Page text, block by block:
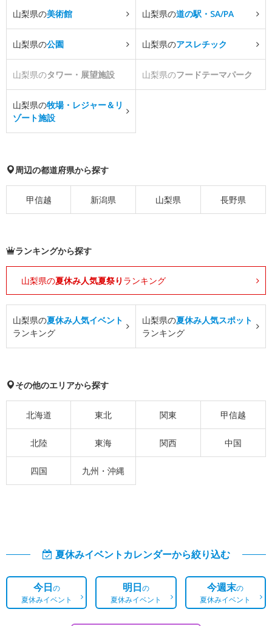
山梨県の美術館 山梨県の道の駅・SA/PA
山梨県の公園 山梨県のアスレチック
山梨県のタワー・展望施設 山梨県のフードテーマパーク
山梨県の牧場・レジャー＆リ
ゾート施設
周辺の都道府県から探す
甲信越 新潟県 山梨県 長野県
ランキングから探す
山梨県の夏休み人気夏祭り ランキング
山梨県の夏休み人気イベント
ランキング
山梨県の夏休み人気スポット
ランキング
その他のエリアから探す
北海道 東北 関東 甲信越
北陸 東海 関西 中国
四国 九州・沖縄
夏休みイベントカレンダーから絞り込む
今日の
夏休みイベント
明日の
夏休みイベント
今週末の
夏休みイベント